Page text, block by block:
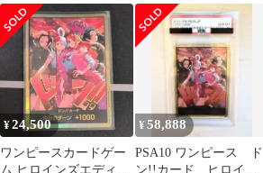
インズエディション
ドン 1枚
¥24,500
ワンピースカードゲー
ム ヒロインズエディシ
¥58,888
PSA10 ワンピース ド
ン!!カード ヒロイン